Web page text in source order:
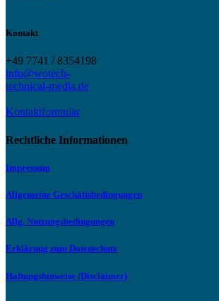
Kontakt
+49 7741 / 8354198
info@wotech-
technical-media.de
Kontaktformular
Rechtliche Informationen
Impressum
Allgemeine Geschäftsbedingungen
Allg. Nutzungsbedingungen
Erklärung zum Datenschutz
Haftungshinweise (Disclaimer)